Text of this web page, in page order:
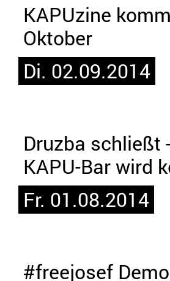
KAPUzine
Oktober
Di. 02.09.2014
Druzba schließt
KAPU-Bar wird
Fr. 01.08.2014
#freejosef